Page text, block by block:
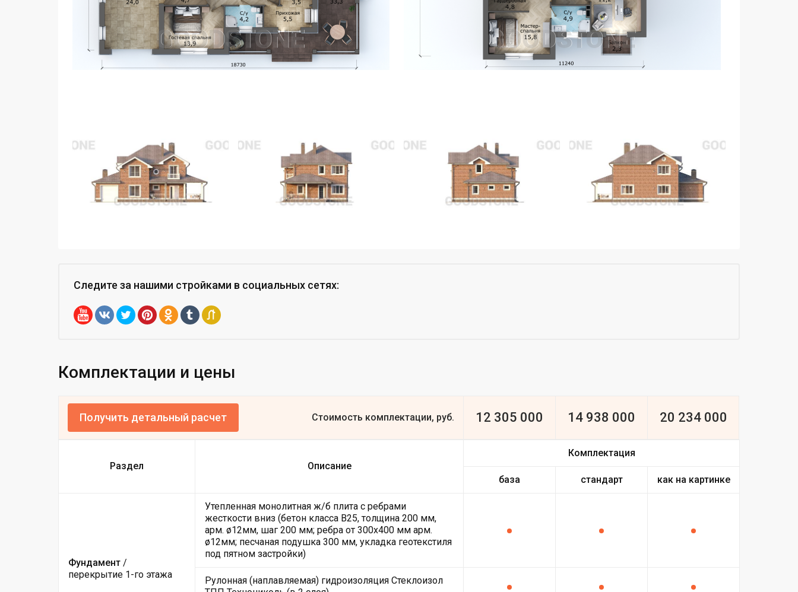
Следите за нашими стройками в социальных сетях:
Комплектации и цены
Получить детальный расчет Стоимость комплектации, руб. 12 305 000 14 938 000 20 234 000
Раздел Описание
Комплектация
база стандарт как на картинке
Фундамент /
перекрытие 1-го этажа
Утепленная монолитная ж/б плита с ребрами
жесткости вниз (бетон класса В25, толщина 200 мм,
арм. ø12мм, шаг 200 мм; ребра от 300х400 мм арм.
ø12мм; песчаная подушка 300 мм, укладка геотекстиля
под пятном застройки)
Рулонная (наплавляемая) гидроизоляция Стеклоизол